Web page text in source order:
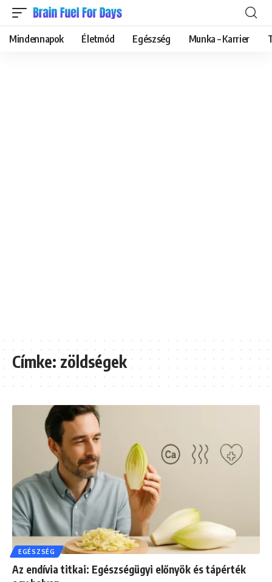
Mindennapok Életmód Egészség Munka – Karrier
Címke:zöldségek
EGÉSZSÉG
Az endívia titkai: Egészségügyi előnyök és tápérték